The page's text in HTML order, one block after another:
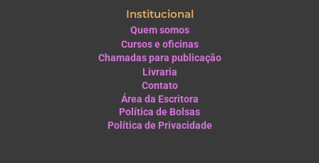
Institucional
Quem somos
Cursos e oficinas
Chamadas para publicação
Livraria
Contato
Área da Escritora
Política de Bolsas
Política de Privacidade